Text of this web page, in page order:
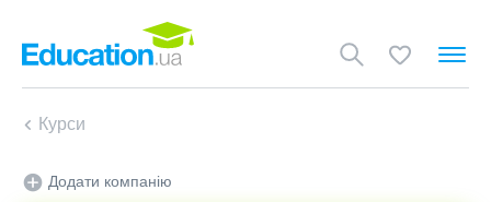
Курси
Додати компанію